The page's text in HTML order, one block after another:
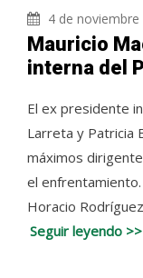
4 de noviembre
Mauricio
interna del
El ex presidente
Larreta y Patricia
máximos
el enfrentamiento.
Horacio
Seguir leyendo >>